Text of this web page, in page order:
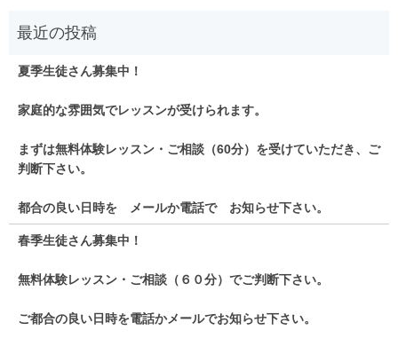
夏季生徒さん募集中！
家庭的な雰囲気でレッスンが受けられます。
まずは無料体験レッスン・ご相談（60分）を受けていただき、ご
判断下さい。
都合の良い日時を メールか電話で お知らせ下さい。
春季生徒さん募集中！
無料体験レッスン・ご相談（６０分）でご判断下さい。
ご都合の良い日時を電話かメールでお知らせ下さい。